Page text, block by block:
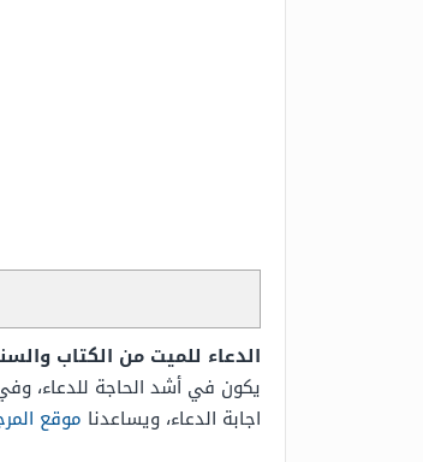
الدعاء للميت من الكتاب
يكون في أشد الحاجة للدعاء،
اجابة الدعاء، ويساعدنا موقع